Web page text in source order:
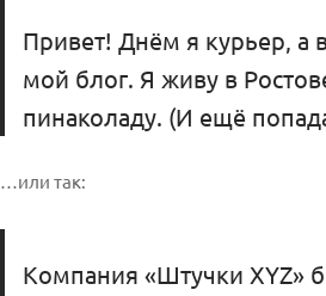
Привет! Днём я курьер,
мой блог. Я живу в
пинаколаду. (И ещё
…или так:
Компания «Штучки XYZ»